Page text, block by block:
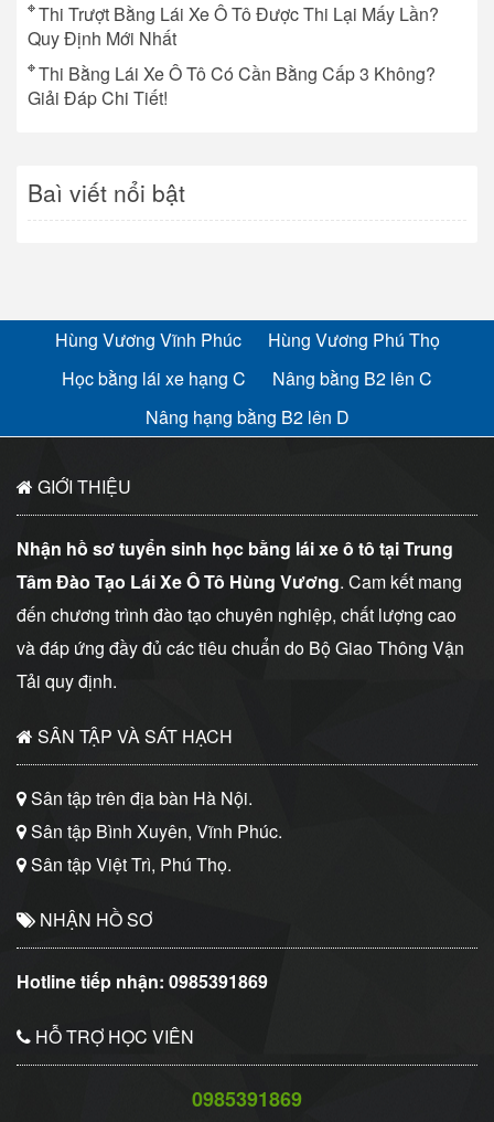
Thi Trượt Bằng Lái Xe Ô Tô Được Thi Lại Mấy Lần?
Quy Định Mới Nhất
Thi Bằng Lái Xe Ô Tô Có Cần Bằng Cấp 3 Không?
Giải Đáp Chi Tiết!
Baì viết nổi bật
Hùng Vương Vĩnh Phúc
Hùng Vương Phú Thọ
Học bằng lái xe hạng C
Nâng bằng B2 lên C
Nâng hạng bằng B2 lên D
GIỚI THIỆU
Nhận hồ sơ tuyển sinh học bằng lái xe ô tô tại Trung
Tâm Đào Tạo Lái Xe Ô Tô Hùng Vương. Cam kết mang
đến chương trình đào tạo chuyên nghiệp, chất lượng cao
và đáp ứng đầy đủ các tiêu chuẩn do Bộ Giao Thông Vận
Tải quy định.
SÂN TẬP VÀ SÁT HẠCH
Sân tập trên địa bàn Hà Nội.
Sân tập Bình Xuyên, Vĩnh Phúc.
Sân tập Việt Trì, Phú Thọ.
NHẬN HỒ SƠ
Hotline tiếp nhận: 0985391869
HỖ TRỢ HỌC VIÊN
0985391869